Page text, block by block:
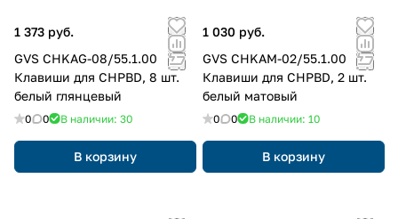
1 373 руб.
GVS CHKAG-08/55.1.00
Клавиши для CHPBD, 8 шт.
белый глянцевый
0 0 В наличии: 30
В корзину
1 030 руб.
GVS CHKAM-02/55.1.00
Клавиши для CHPBD, 2 шт.
белый матовый
0 0 В наличии: 10
В корзину